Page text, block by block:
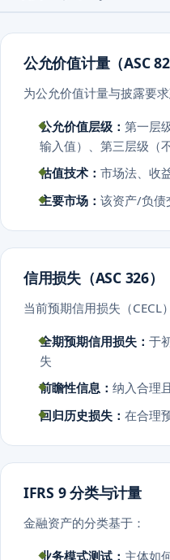
公允价值计量（ASC
为公允价值计量与披露要求
公允价值层级： 第一层
输入值）、第三层级（
估值技术： 市场法、收
主要市场： 该资产/负债
信用损失（ASC 326）
当前预期信用损失（CECL
全期预期信用损失： 于
失
前瞻性信息： 纳入合理
回归历史损失： 在合理
IFRS 9 分类与计量
金融资产的分类基于：
业务模式测试： 主体如